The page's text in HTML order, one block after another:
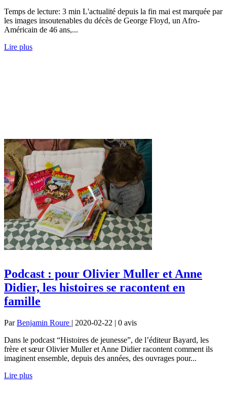
Temps de lecture: 3 min L'actualité depuis la fin mai est marquée par
les images insoutenables du décès de George Floyd, un Afro-
Américain de 46 ans,...
Lire plus
Podcast : pour Olivier Muller et Anne
Didier, les histoires se racontent en
famille
ParBenjamin Roure | 2020-02-22 | 0 avis
Dans le podcast “Histoires de jeunesse”, de l’éditeur Bayard, les
frère et sœur Olivier Muller et Anne Didier racontent comment ils
imaginent ensemble, depuis des années, des ouvrages pour...
Lire plus